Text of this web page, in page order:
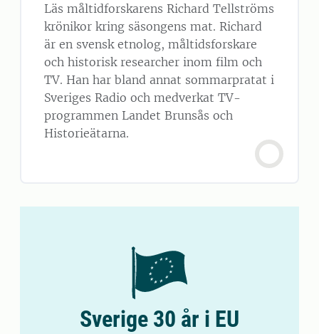
Läs måltidforskarens Richard Tellströms
krönikor kring säsongens mat. Richard
är en svensk etnolog, måltidsforskare
och historisk researcher inom film och
TV. Han har bland annat sommarpratat i
Sveriges Radio och medverkat TV-
programmen Landet Brunsås och
Historieätarna.
Sverige 30 år i EU